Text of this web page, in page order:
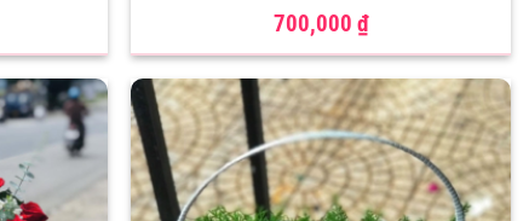
700,000 ₫